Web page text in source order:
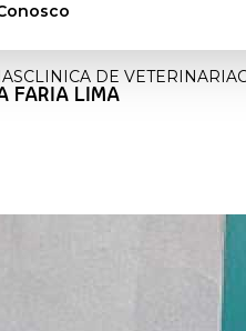
CLINICA DE VETERINARIA
FARIA LIMA